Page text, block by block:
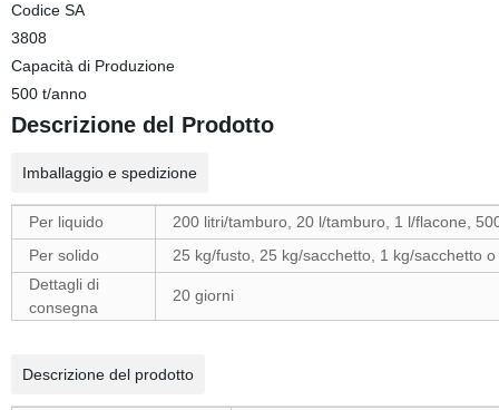
Codice SA
3808
Capacità di Produzione
500 t/anno
Descrizione del Prodotto
Imballaggio e spedizione
Per liquido
200 litri/tamburo, 20 l/tamburo, 1 l/flacone,
Per solido
25 kg/fusto, 25 kg/sacchetto, 1 kg/sacchetto
Dettagli di
consegna
20 giorni
Descrizione del prodotto